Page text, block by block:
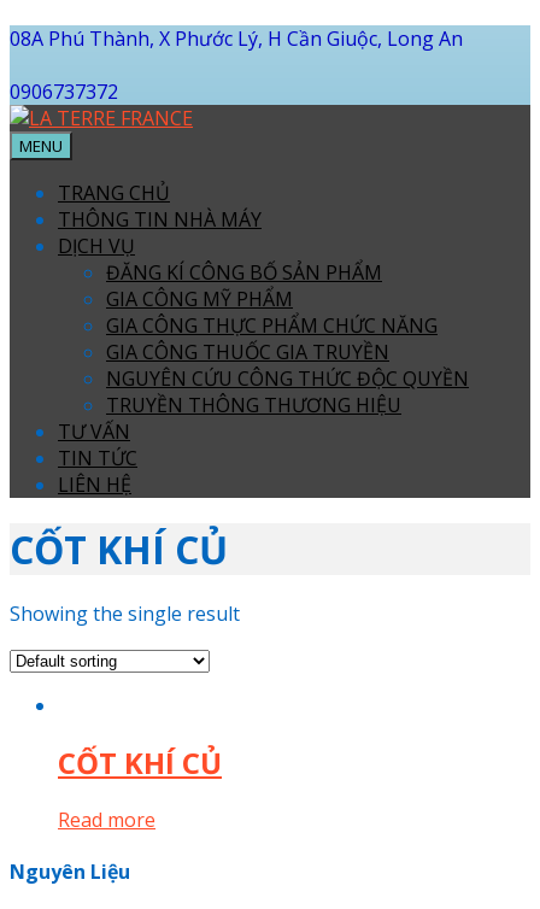
08A Phú Thành, X Phước Lý, H Cần Giuộc, Long An
0906737372
MENU
TRANG CHỦ
THÔNG TIN NHÀ MÁY
DỊCH VỤ
ĐĂNG KÍ CÔNG BỐ SẢN PHẨM
GIA CÔNG MỸ PHẨM
GIA CÔNG THỰC PHẨM CHỨC NĂNG
GIA CÔNG THUỐC GIA TRUYỀN
NGUYÊN CỨU CÔNG THỨC ĐỘC QUYỀN
TRUYỀN THÔNG THƯƠNG HIỆU
TƯ VẤN
TIN TỨC
LIÊN HỆ
CỐT KHÍ CỦ
Showing the single result
CỐT KHÍ CỦ
Read more
Nguyên Liệu